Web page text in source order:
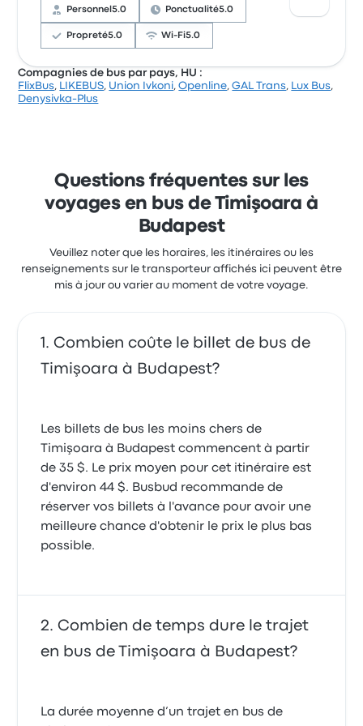
sont souvent plaints concernant le rapport qualité-
voyage commencer à 103 $
Personnel5.0 Ponctualité5.0
Propreté5.0 Wi-Fi5.0
Sur un total de 7 avis, la compagnie a reçu la note de
76 $
Compagnies de bus par pays, HU :
FlixBus, LIKEBUS, Union Ivkoni,Openline,GAL Trans, Lux Bus,
Denysivka-Plus
Questions fréquentes sur les
voyages en bus de Timişoara à
Budapest
Veuillez noter que les horaires, les itinéraires ou les
renseignements sur le transporteur affichés ici peuvent être
mis à jour ou varier au moment de votre voyage.
Combien coûte le billet de bus de
Timişoara à Budapest?
Les billets de bus les moins chers de
Timişoara à Budapest commencent à partir
de 35 $. Le prix moyen pour cet itinéraire est
d'environ 44 $. Busbud recommande de
réserver vos billets à l'avance pour avoir une
meilleure chance d'obtenir le prix le plus bas
possible.
Combien de temps dure le trajet
en bus de Timişoara à Budapest?
La durée moyenne d’un trajet en bus de